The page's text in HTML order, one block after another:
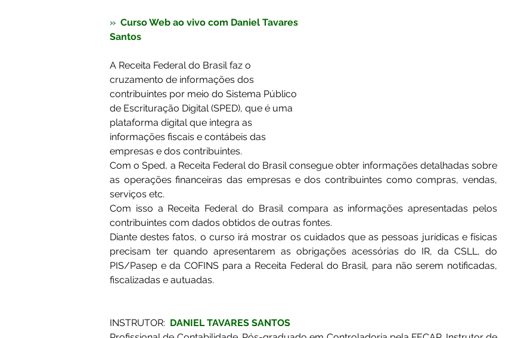
» Curso Web ao vivo com Daniel Tavares
Santos
A Receita Federal do Brasil faz o
cruzamento de informações dos
contribuintes por meio do Sistema Público
de Escrituração Digital (SPED), que é uma
plataforma digital que integra as
informações fiscais e contábeis das
empresas e dos contribuintes.
Com o Sped, a Receita Federal do Brasil consegue obter informações detalhadas sobre
as operações financeiras das empresas e dos contribuintes como compras, vendas,
serviços etc.
Com isso a Receita Federal do Brasil compara as informações apresentadas pelos
contribuintes com dados obtidos de outras fontes.
Diante destes fatos, o curso irá mostrar os cuidados que as pessoas jurídicas e físicas
precisam ter quando apresentarem as obrigações acessórias do IR, da CSLL, do
PIS/Pasep e da COFINS para a Receita Federal do Brasil, para não serem notificadas,
fiscalizadas e autuadas.
INSTRUTOR: DANIEL TAVARES SANTOS